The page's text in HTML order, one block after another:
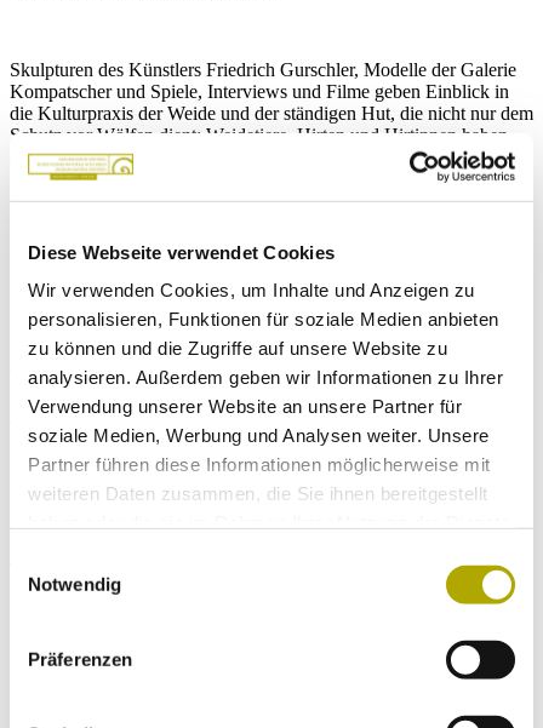
Diese Webseite verwendet Cookies
Wir verwenden Cookies, um Inhalte und Anzeigen zu
personalisieren, Funktionen für soziale Medien anbieten
zu können und die Zugriffe auf unsere Website zu
analysieren. Außerdem geben wir Informationen zu Ihrer
Verwendung unserer Website an unsere Partner für
soziale Medien, Werbung und Analysen weiter. Unsere
Partner führen diese Informationen möglicherweise mit
weiteren Daten zusammen, die Sie ihnen bereitgestellt
Notwendig
Präferenzen
Skulpturen des Künstlers Friedrich Gurschler, Modelle der Galerie
Kompatscher und Spiele, Interviews und Filme geben Einblick in
die Kulturpraxis der Weide und der ständigen Hut, die nicht nur dem
Schutz vor Wölfen dient: Weidetiere, Hirten und Hirtinnen haben
das Potenzial, in den Krisenthemen Klima, Artenschutz und
Umwelt, Ernährung, Tierhaltung und selbstbestimmte Arbeit
Positives zu bewirken.
Die Ausstellung wird am kommenden Freitag, 25. Oktober um 19
Uhr eröffnet und ist bis 12. Oktober 2025 im Erdgeschoss des
Museums zu sehen. Informationen zu geführten Rundgängen,
Exkursionen und weiteren Veranstaltungen gibt es auf der Webseite
des Naturmuseums. Die Ausstellung ist Teil des EU-Projekts
LIFEstockProtect und findet parallel zur
Konferenz 2024 – Eurac Research in Vahrnstatt.
Info:Tel. 0471 412964
Hier finden Sie weitere Artikel, die Ihnen